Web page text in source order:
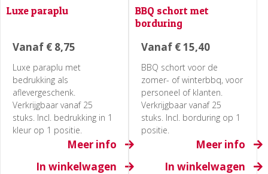
Luxe paraplu
Vanaf € 8,75
Meer info
In winkelwagen
Luxe paraplu met
bedrukking als
aflevergeschenk.
Verkrijgbaar vanaf 25
stuks. Incl. bedrukking in 1
kleur op 1 positie.
BBQ schort met
borduring
Vanaf €15,40
Meer info
In winkelwagen
BBQ schort voor de
zomer- of winterbbq, voor
personeel of klanten.
Verkrijgbaar vanaf 25
stuks. Incl. borduring op 1
positie.